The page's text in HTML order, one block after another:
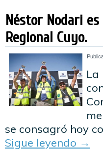
Néstor Nodari
Regional Cuyo.
se consagró hoy
Sigue leyendo →